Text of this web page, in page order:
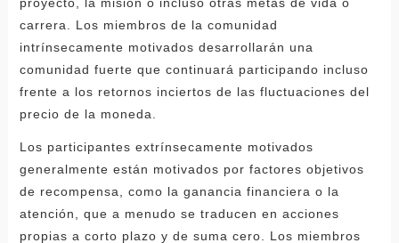
proyecto, la misión o incluso otras metas de vida o
carrera. Los miembros de la comunidad
intrínsecamente motivados desarrollarán una
comunidad fuerte que continuará participando incluso
frente a los retornos inciertos de las fluctuaciones del
precio de la moneda.
Los participantes extrínsecamente motivados
generalmente están motivados por factores objetivos
de recompensa, como la ganancia financiera o la
atención, que a menudo se traducen en acciones
propias a corto plazo y de suma cero. Los miembros